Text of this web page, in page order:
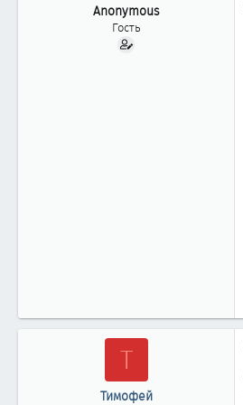
а
Anonymous
Гость
Т
Тимофей